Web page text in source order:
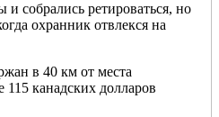
собрались ретироваться, но
охранник отвлекся на
в 40 км от места
канадских долларов